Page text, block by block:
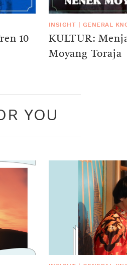
10
INSIGHT GENERAL
KULTUR:
Moyang Toraja
YOU